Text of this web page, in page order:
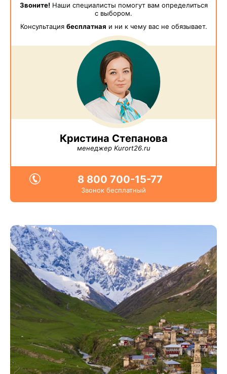
Звоните!Наши специалисты помогут вам определиться
с выбором.
Консультация бесплатная и ни к чему вас не обязывает.
Кристина Степанова
менеджер Kurort26.ru
8 800 700-15-77
Звонок бесплатный